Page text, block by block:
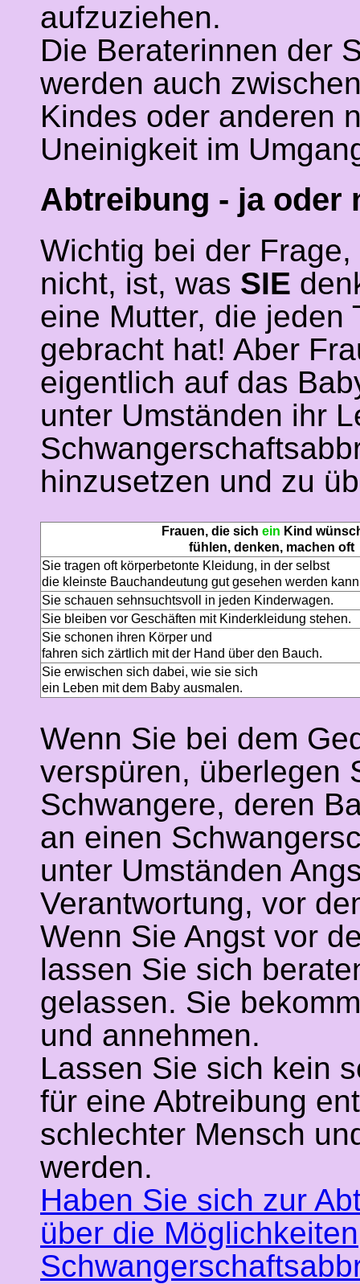
aufzuziehen.
Die Beraterinnen der
werden auch
Kindes oder anderen
Uneinigkeit im
Abtreibung - ja oder
Wichtig bei der
nicht, ist, was SIE
eine Mutter, die jeden
gebracht hat! Aber
eigentlich auf das
unter Umständen ihr
hinzusetzen und zu
Frauen, die sich ein Kind
fühlen, denken, machen oft
Sie tragen oft körperbetonte Kleidung, in der selbst
die kleinste Bauchandeutung gut gesehen werden
Sie schauen sehnsuchtsvoll in jeden Kinderwagen.
Sie bleiben vor Geschäften mit Kinderkleidung stehen.
Sie schonen ihren Körper und
fahren sich zärtlich mit der Hand über den Bauch.
Sie erwischen sich dabei, wie sie sich
ein Leben mit dem Baby ausmalen.
Wenn Sie bei dem
verspüren, überlegen
Schwangere, deren
an einen
unter Umständen
Verantwortung, vor
Wenn Sie Angst vor
lassen Sie sich
gelassen. Sie
und annehmen.
Lassen Sie sich kein
für eine Abtreibung
schlechter Mensch
werden.
Haben Sie sich zur
über die